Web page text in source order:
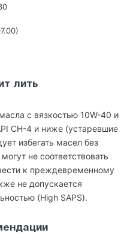
лить
с вязкостью 10W-40 и
CH-4 и ниже (устаревшие
избегать масел без
не соответствовать
к преждевременному
не допускается
(High SAPS).